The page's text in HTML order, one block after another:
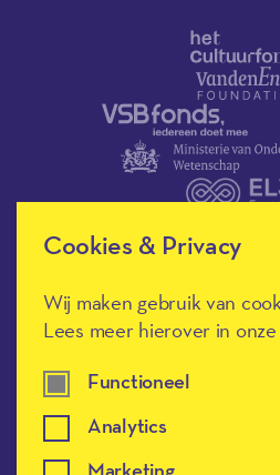
Cookies & Privacy
Wij maken gebruik van
Lees meer hierover in onze
Functioneel
Analytics
Marketing
Méér Muziek in de
Erkend Goed